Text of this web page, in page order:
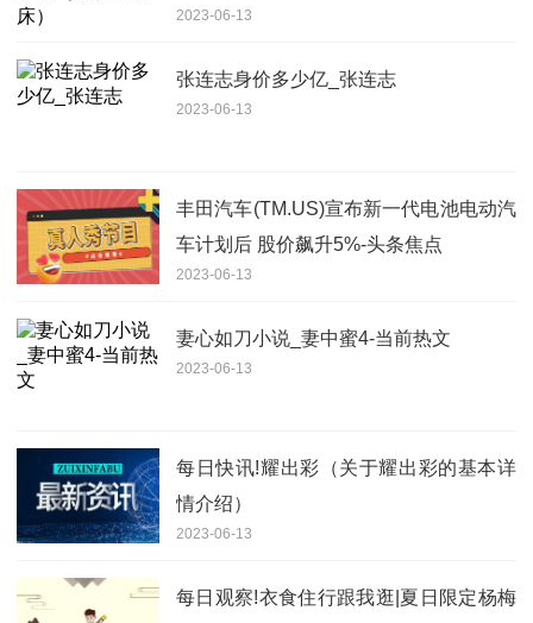
2023-06-13
张连志身价多少亿_张连志
2023-06-13
丰田汽车(TM.US)宣布新一代电池电动汽
车计划后 股价飙升5%-头条焦点
2023-06-13
妻心如刀小说_妻中蜜4-当前热文
2023-06-13
每日快讯!耀出彩（关于耀出彩的基本详
情介绍）
2023-06-13
每日观察!衣食住行跟我逛|夏日限定杨梅